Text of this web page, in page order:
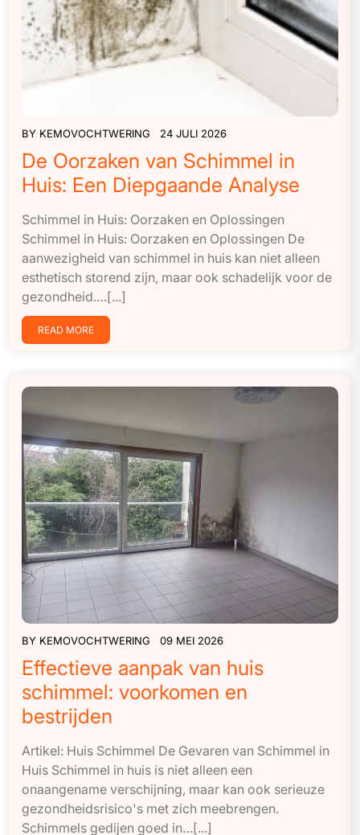
BY KEMOVOCHTWERING 24 JULI 2026
De Oorzaken van Schimmel in
Huis: Een Diepgaande Analyse
Schimmel in Huis: Oorzaken en Oplossingen
Schimmel in Huis: Oorzaken en Oplossingen De
aanwezigheid van schimmel in huis kan niet alleen
esthetisch storend zijn, maar ook schadelijk voor de
gezondheid.…[...]
READ MORE
BY KEMOVOCHTWERING 09 MEI 2026
Effectieve aanpak van huis
schimmel: voorkomen en
bestrijden
Artikel: Huis Schimmel De Gevaren van Schimmel in
Huis Schimmel in huis is niet alleen een
onaangename verschijning, maar kan ook serieuze
gezondheidsrisico's met zich meebrengen.
Schimmels gedijen goed in…[...]